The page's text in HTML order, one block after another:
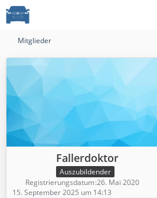
Mitglieder
Fallerdoktor
Auszubildender
Registrierungsdatum 26. Mai 2020
15. September 2025 um 14:13